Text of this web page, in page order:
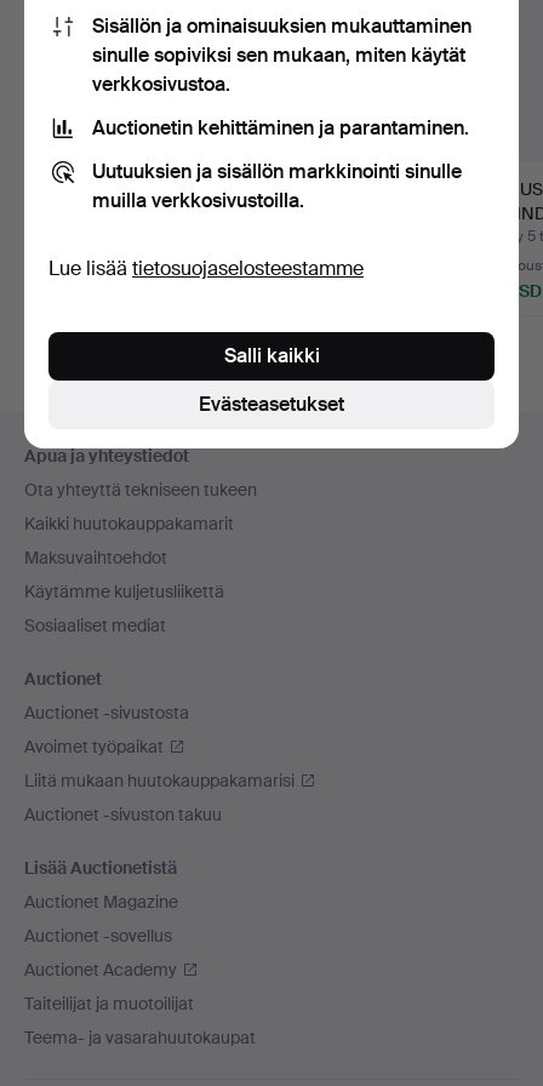
RALPH NYKVIST.
Valokuva, "Färja
17 tarjousta
NOBUYOSHI ARAKI
(FÖDD 1940). Polaroid,
14 tarjousta
Myyty
2
37 USD
Alatunnistenavigaatio
Apua ja yhteystiedot
Ota yhteyttä tekniseen tukeen
Kaikki huutokauppakamarit
Maksuvaihtoehdot
Käytämme kuljetusliikettä
Sosiaaliset mediat
Auctionet
Auctionet -sivustosta
Avoimet työpaikat
Liitä mukaan huutokauppakamarisi
Auctionet -sivuston takuu
Lisää Auctionetistä
Auctionet Magazine
Auctionet -sovellus
Auctionet Academy
Taiteilijat ja muotoilijat
Teema- ja vasarahuutokaupat
Sisällön ja ominaisuuksien mukauttaminen
sinulle sopiviksi sen mukaan, miten käytät
verkkosivustoa.
Auctionetin kehittäminen ja parantaminen.
Uutuuksien ja sisällön markkinointi sinulle
muilla verkkosivustoilla.
Lue lisää tietosuojaselosteestamme
Evästeasetukset
Salli kaikki